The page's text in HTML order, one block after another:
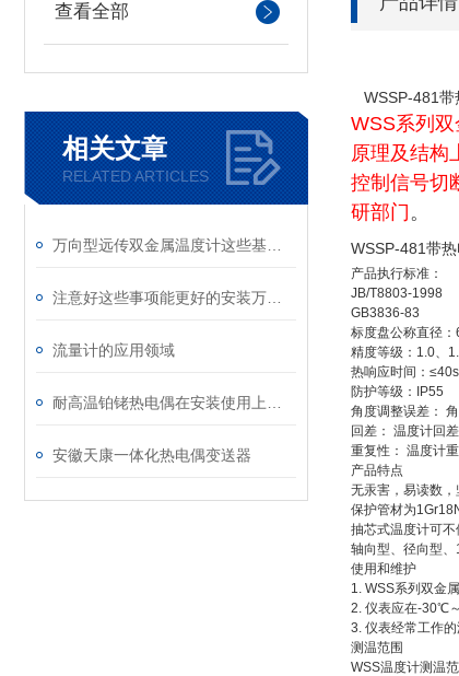
查看全部
相关文章
RELATED ARTICLES
流量计的应用领域
安徽天康一体化热电偶变送器
WSSP-481带
WSS系列
原理及结构
控制信号切
研部门 。
WSSP-481带
产品执行标准：
JB/T8803-1998
GB3836-83
标度盘公称直径
精度等级：1.0、
热响应时间：≤40s
防护等级：IP55
角度调整误差：
回差： 温度计回
重复性： 温度计
产品特点
无汞害，易读数，
保护管材为
抽芯式温度计可不
轴向型、径向型、
使用和维护
1. WSS系列双金
2. 仪表应在-30℃
3. 仪表经常工作
测温范围
WSS温度计测温